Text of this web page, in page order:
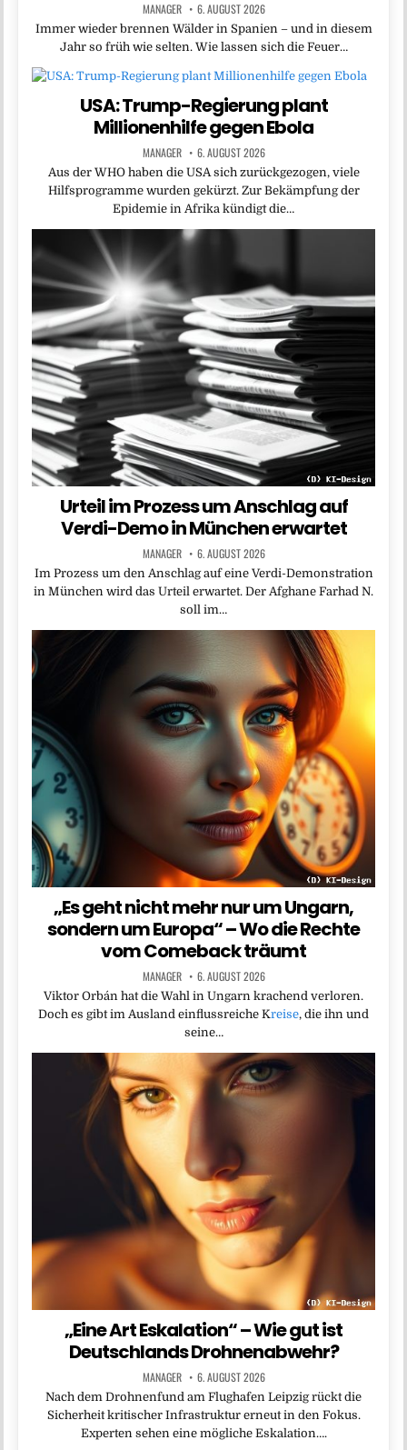
MANAGER 6. AUGUST 2026
Immer wieder brennen Wälder in Spanien – und in diesem
Jahr so früh wie selten. Wie lassen sich die Feuer…
USA: Trump-Regierung plant
Millionenhilfe gegen Ebola
MANAGER 6. AUGUST 2026
Aus der WHO haben die USA sich zurückgezogen, viele
Hilfsprogramme wurden gekürzt. Zur Bekämpfung der
Epidemie in Afrika kündigt die…
Urteil im Prozess um Anschlag auf
Verdi-Demo in München erwartet
MANAGER 6. AUGUST 2026
Im Prozess um den Anschlag auf eine Verdi-Demonstration
in München wird das Urteil erwartet. Der Afghane Farhad N.
soll im…
„Es geht nicht mehr nur um Ungarn,
sondern um Europa“ – Wo die Rechte
vom Comeback träumt
MANAGER 6. AUGUST 2026
Viktor Orbán hat die Wahl in Ungarn krachend verloren.
Doch es gibt im Ausland einflussreiche Kreise, die ihn und
seine…
„Eine Art Eskalation“ – Wie gut ist
Deutschlands Drohnenabwehr?
MANAGER 6. AUGUST 2026
Nach dem Drohnenfund am Flughafen Leipzig rückt die
Sicherheit kritischer Infrastruktur erneut in den Fokus.
Experten sehen eine mögliche Eskalation….